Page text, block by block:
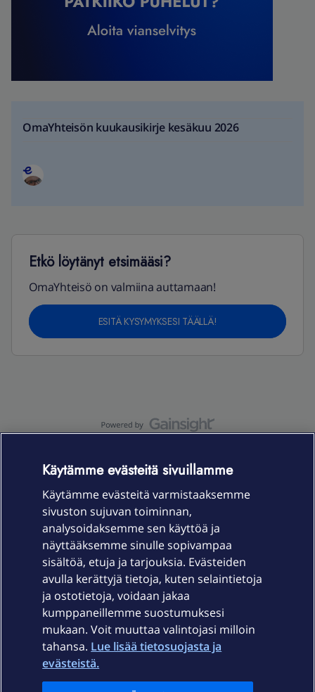
OmaYhteisön kuukausikirje kesäkuu 2026
Etkö löytänyt etsimääsi?
OmaYhteisö on valmiina auttamaan!
ESITÄ KYSYMYKSESI TÄÄLLÄ!
Laitteet & liittymät
Palvelut
Ajankohtaista
Käytämme evästeitä sivuillamme
Käytämme evästeitä varmistaaksemme
sivuston sujuvan toiminnan,
analysoidaksemme sen käyttöä ja
näyttääksemme sinulle sopivampaa
sisältöä, etuja ja tarjouksia. Evästeiden
avulla kerättyjä tietoja, kuten selaintietoja
ja ostotietoja, voidaan jakaa
kumppaneillemme suostumuksesi
mukaan. Voit muuttaa valintojasi milloin
tahansa. Lue lisää tietosuojasta ja
evästeistä.